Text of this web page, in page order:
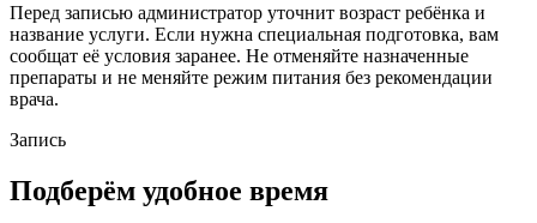
Перед записью администратор уточнит возраст ребёнка и
название услуги. Если нужна специальная подготовка, вам
сообщат её условия заранее. Не отменяйте назначенные
препараты и не меняйте режим питания без рекомендации
врача.
Запись
Подберём удобное время